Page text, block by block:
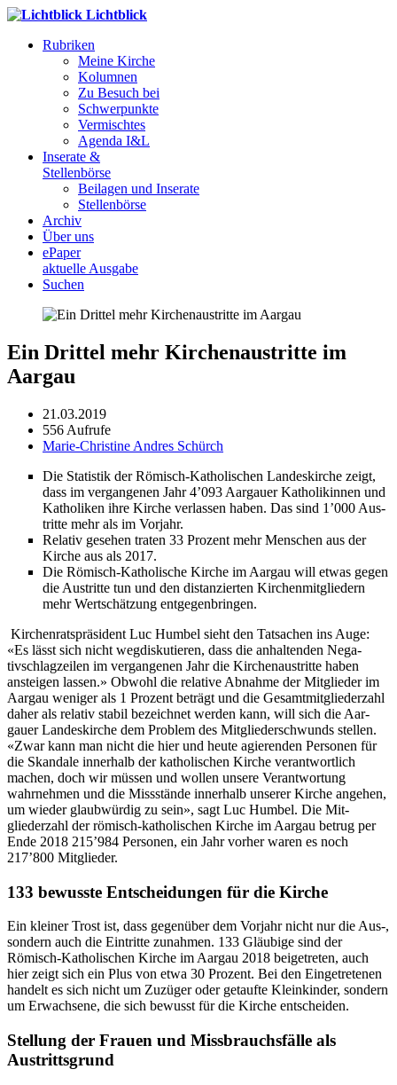
Lichtblick
Rubriken
Meine Kirche
Kolumnen
Zu Besuch bei
Schwerpunkte
Vermischtes
Agenda I&L
Inserate &
Stellenbörse
Beilagen und Inserate
Stellenbörse
Archiv
Über uns
ePaper
aktuelle Ausgabe
Suchen
Ein Drittel mehr Kirchenaustritte im
Aargau
21.03.2019
556 Aufrufe
Marie-Christine Andres Schürch
Die Sta­tis­tik der Römisch-Katholis­chen Lan­deskirche zeigt,
dass im ver­gan­genen Jahr 4’093 Aar­gauer Katho­likin­nen und
Katho­liken ihre Kirche ver­lassen haben. Das sind 1’000 Aus­
tritte mehr als im Vor­jahr.
Rel­a­tiv gese­hen trat­en 33 Prozent mehr Men­schen aus der
Kirche aus als 2017.
Die Römisch-Katholis­che Kirche im Aar­gau will etwas gegen
die Aus­tritte tun und den dis­tanzierten Kirchen­mit­gliedern
mehr Wertschätzung ent­ge­gen­brin­gen.
Kirchen­rat­spräsi­dent Luc Hum­bel sieht den Tat­sachen ins Auge:
«Es lässt sich nicht wegdisku­tieren, dass die anhal­tenden Neg­a­
tivschlagzeilen im ver­gan­genen Jahr die Kirchenaus­tritte haben
ansteigen lassen.» Obwohl die rel­a­tive Abnahme der Mit­glieder im
Aar­gau weniger als 1 Prozent beträgt und die Gesamt­mit­gliederzahl
daher als rel­a­tiv sta­bil beze­ich­net wer­den kann, will sich die Aar­
gauer Lan­deskirche dem Prob­lem des Mit­glieder­schwunds stellen.
«Zwar kann man nicht die hier und heute agieren­den Per­so­n­en für
die Skan­dale inner­halb der katholis­chen Kirche ver­ant­wortlich
machen, doch wir müssen und wollen unsere Ver­ant­wor­tung
wahrnehmen und die Missstände inner­halb unser­er Kirche ange­hen,
um wieder glaub­würdig zu sein», sagt Luc Hum­bel. Die Mit­
gliederzahl der römisch-katholis­chen Kirche im Aar­gau betrug per
Ende 2018 215’984 Per­so­n­en, ein Jahr vorher waren es noch
217’800 Mit­glieder.
133 bewusste Entscheidungen für die Kirche
Ein klein­er Trost ist, dass gegenüber dem Vor­jahr nicht nur die Aus‑,
son­dern auch die Ein­tritte zunah­men. 133 Gläu­bige sind der
Römisch-Katholis­chen Kirche im Aar­gau 2018 beige­treten, auch
hier zeigt sich ein Plus von etwa 30 Prozent. Bei den Einge­trete­nen
han­delt es sich nicht um Zuzüger oder getaufte Kleinkinder, son­dern
um Erwach­sene, die sich bewusst für die Kirche entschei­den.
Stellung der Frauen und Missbrauchsfälle als
Austrittsgrund